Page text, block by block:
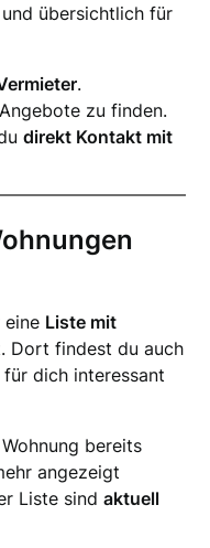
übersichtlich für
.
zu finden.
direkt Kontakt mit
Liste mit
Dort findest du auch
für dich interessant
bereits
angezeigt
Liste sindaktuell